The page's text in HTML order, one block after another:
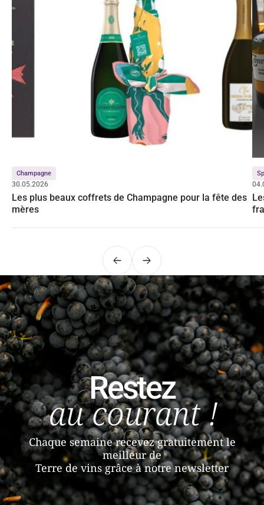
Champagne
30.05.2026
Les plus beaux coffrets de Champagne pour la fête des
mères
PrécédentSuivant
Restez
au courant !
Chaque semaine recevez gratuitement le
meilleur de
Terre de vins grâce à notre newsletter